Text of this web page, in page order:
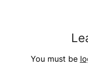
You must be